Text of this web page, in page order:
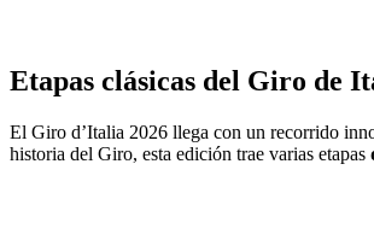
Etapas clásicas del Giro de
El Giro d’Italia 2026 llega con un recorrido
historia del Giro, esta edición trae varias etapas